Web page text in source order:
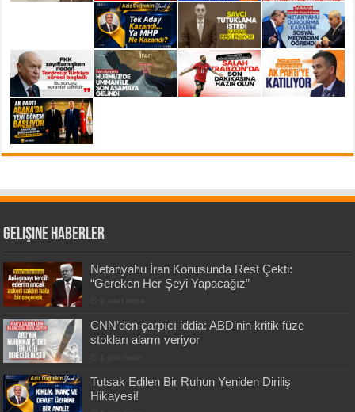
Gelişine Haberler
Netanyahu İran Konusunda Rest Çekti:
“Gereken Her Şeyi Yapacağız”
CNN’den çarpıcı iddia: ABD’nin kritik füze
stokları alarm veriyor
Tutsak Edilen Bir Ruhun Yeniden Diriliş
Hikayesi!